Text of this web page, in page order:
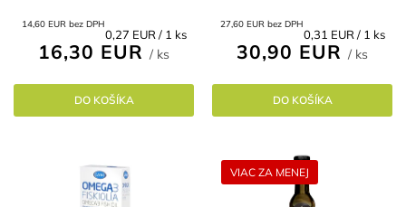
14,60 EUR bez DPH
16,30 EUR / ks
Jednotková
cena:
0,27 EUR / 1 ks
DO KOŠÍKA
27,60 EUR bez DPH
30,90 EUR / ks
Jednotková
cena:
0,31 EUR / 1 ks
DO KOŠÍKA
VIAC ZA MENEJ